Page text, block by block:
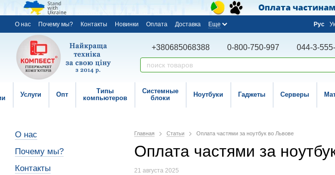
О нас Почему мы? Контакты Новинки Оплата Доставка Еще Рус
+380685068388 0-800-750-997 044-3-
Услуги Опт
Типы
компьютеров
Системные
блоки
Ноутбуки Гаджеты Серверы
Главная Статьи Оплата частями за ноутбук во Львове
Оплата частями за
21 августа 2025
О нас
Почему мы?
Контакты